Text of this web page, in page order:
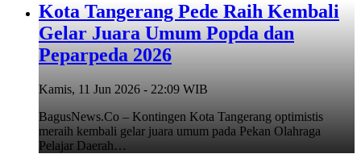
Kota Tangerang Pede Raih Kembali
Gelar Juara Umum Popda dan
Peparpeda 2026
Kamis, 11 Jun 2026 - 22:09 WIB
BagusNews.Co – Kontingen Kota Tangerang optimistis
meraih kembali gelar juara umum pada Pekan Olahraga
Pelajar Daerah…